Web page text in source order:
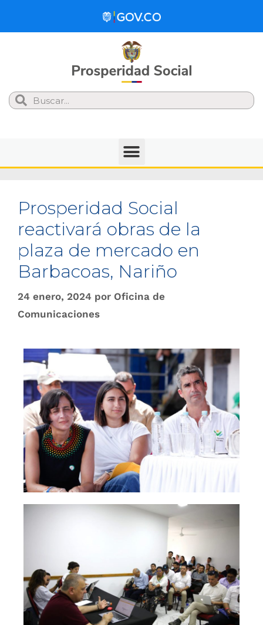
Search
Prosperidad Social
reactivará obras de la
plaza de mercado en
Barbacoas, Nariño
24 enero, 2024 por Oficina de
Comunicaciones